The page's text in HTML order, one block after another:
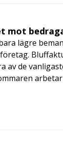
mot
lägre
av de